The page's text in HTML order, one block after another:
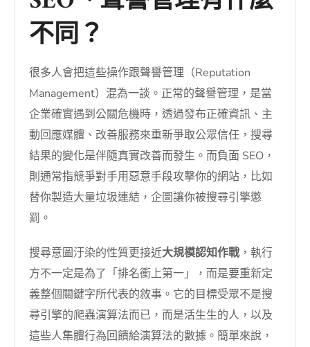
不同？
很多人會把這些操作跟聲譽管理（Reputation
Management）混為一談。正常的聲譽管理，是當
企業確實遇到公關危機時，透過發布正確資訊、主
動回應媒體、改善服務來重新爭取公眾信任，搜尋
結果的變化是伴隨真實改善而發生。而負面 SEO，
則通常指競爭對手用惡意手段攻擊你的網站，比如
替你製造大量垃圾連結，企圖讓你被搜尋引擎懲
罰。
搜尋意圖汙染的性質更接近大規模認知作戰，執行
方不一定是為了「排名衝上第一」，而是要重新定
義整個關鍵字所代表的敘事。它的目標受眾不是搜
尋引擎的爬蟲演算法而已，而是活生生的人，以及
這些人集體行為回饋給演算法的數據。簡單來說，